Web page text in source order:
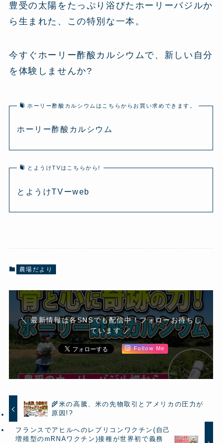
豊受の太陽をたっぷり浴びたホーリーバジルか
ら生まれた、この特別な一本。
今すぐホーリー酢酸カルシウムで、新しい自分
を体験しませんか?
ホーリー酢酸カルシウムはこちらからお買い求めできます。
ホーリー酢酸カルシウム
とようけTVはこちらから!
とようけTVーweb
農場だより
＼ 最新情報は各SNSでも配信中！フォローお待ちし
ています ／
Follow Me
🌾米の高騰、米の先物取引とアメリカの圧力が
原因!?
フランスでアヒルへのレプリコンワクチン(自己
増殖型のmRNAワクチン)接種が世界初で義務